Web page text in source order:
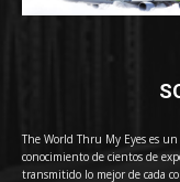
The World Thru My Eyes es
conocimiento de cientos de
transmitido lo mejor de cada